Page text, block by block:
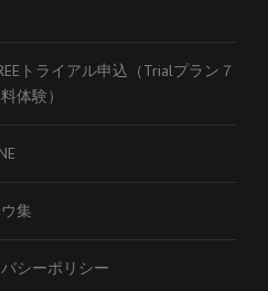
トライアル申込（Trialプラン７
体験）
集
シーポリシー